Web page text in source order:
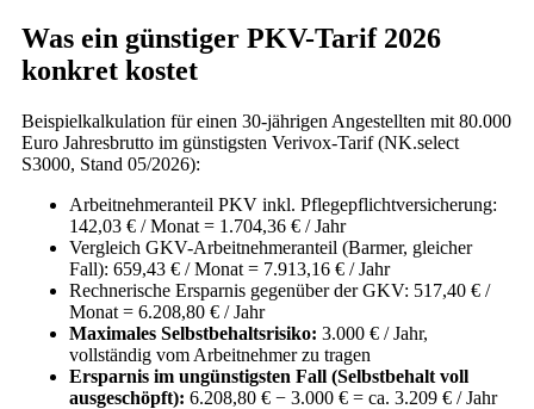
Was ein günstiger PKV-Tarif 2026
konkret kostet
Beispielkalkulation für einen 30-jährigen Angestellten mit 80.000
Euro Jahresbrutto im günstigsten Verivox-Tarif (NK.select
S3000, Stand 05/2026):
Arbeitnehmeranteil PKV inkl. Pflegepflichtversicherung:
142,03 € / Monat = 1.704,36 € / Jahr
Vergleich GKV-Arbeitnehmeranteil (Barmer, gleicher
Fall): 659,43 € / Monat = 7.913,16 € / Jahr
Rechnerische Ersparnis gegenüber der GKV: 517,40 € /
Monat = 6.208,80 € / Jahr
Maximales Selbstbehaltsrisiko: 3.000 € / Jahr,
vollständig vom Arbeitnehmer zu tragen
Ersparnis im ungünstigsten Fall (Selbstbehalt voll
ausgeschöpft): 6.208,80 € − 3.000 € = ca. 3.209 € / Jahr